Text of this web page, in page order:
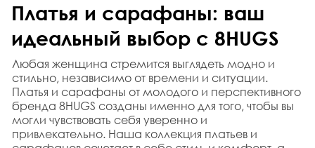
Платья и сарафаны: ваш
идеальный выбор с 8HUGS
Любая женщина стремится выглядеть модно и
стильно, независимо от времени и ситуации.
Платья и сарафаны от молодого и перспективного
бренда 8HUGS созданы именно для того, чтобы вы
могли чувствовать себя уверенно и
привлекательно. Наша коллекция платьев и